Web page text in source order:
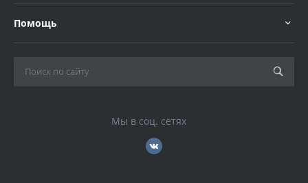
Помощь
Мы в соц. сетях